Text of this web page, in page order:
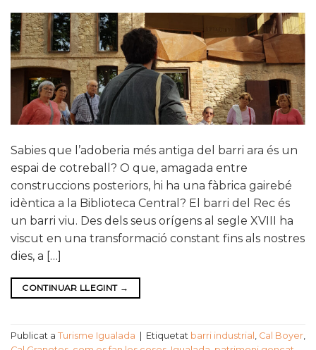
Sabies que l’adoberia més antiga del barri ara és un
espai de cotreball? O que, amagada entre
construccions posteriors, hi ha una fàbrica gairebé
idèntica a la Biblioteca Central? El barri del Rec és
un barri viu. Des dels seus orígens al segle XVIII ha
viscut en una transformació constant fins als nostres
dies, a […]
CONTINUAR LLEGINT →
Publicat a Turisme Igualada Etiquetat barri industrial , Cal Boyer,